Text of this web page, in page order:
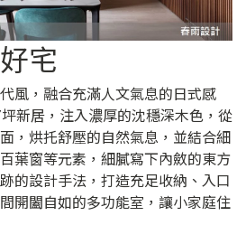
宅
風，融合充滿人文氣息的日式感
新居，注入濃厚的沈穩深木色，從
，烘托舒壓的自然氣息，並結合細
葉窗等元素，細膩寫下內斂的東方
的設計手法，打造充足收納、入口
開闔自如的多功能室，讓小家庭住